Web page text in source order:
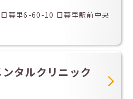
暮里6-60-10 日暮里駅前中央
タルクリニック